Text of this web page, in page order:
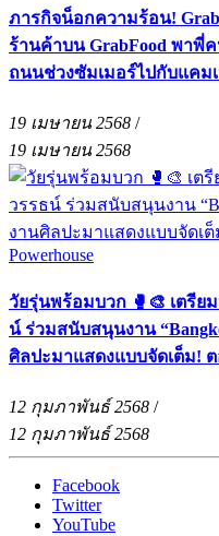
ภารกิจน็อกความร้อน!
ร้านค้าบน GrabFood พาพี่
ถนนช่วงซัมเมอร์ไปกับแคมเ
19 เมษายน 2568 /
19 เมษายน 2568
วัยรุ่นพร้อมบวก 🥊🎨 เตรี
น์ ร่วมสนับสนุนงาน
ศิลปะมาแสดงแบบจัดเต็ม! ต
12 กุมภาพันธ์ 2568 /
12 กุมภาพันธ์ 2568
Facebook
Twitter
YouTube